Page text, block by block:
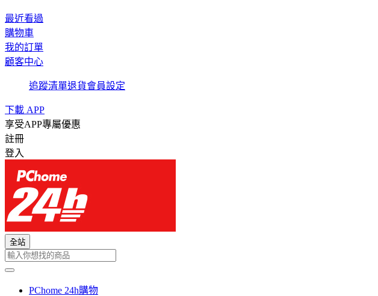
最近看過
購物車
我的訂單
顧客中心
追蹤清單退貨會員設定
下載 APP
享受APP專屬優惠
註冊
登入
全站
PChome 24h購物